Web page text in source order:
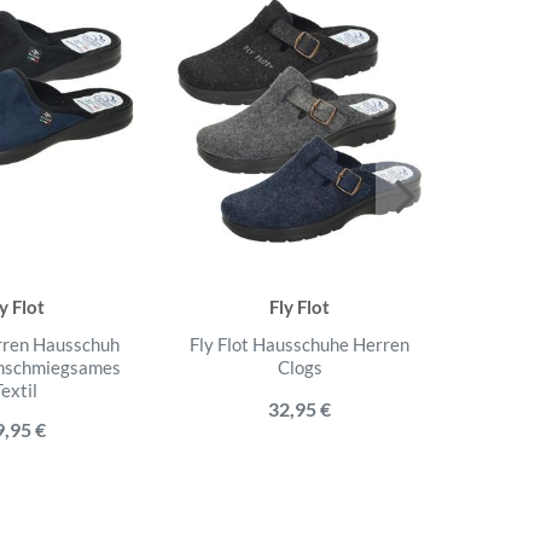
Flot
Hausschuh
€
Fly Flot
Fly Flot Hausschuhe Herren
Clogs
32,95 €